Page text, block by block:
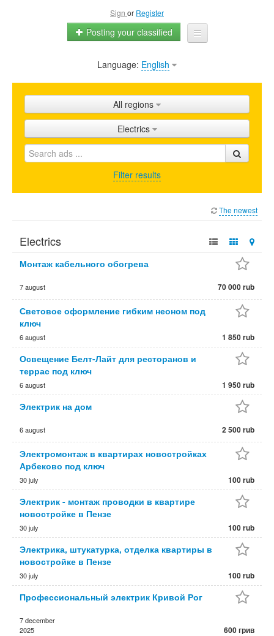
Sign or Register
Posting your classified
Home
Shops
Promotion
FAQ
Language: English
All regions
Electrics
Filter results
The newest
Electrics
Монтаж кабельного обогрева
7 august 70 000 rub
Световое оформление гибким неоном под
ключ
6 august 1 850 rub
Освещение Белт-Лайт для ресторанов и
террас под ключ
6 august 1 950 rub
Электрик на дом
6 august 2 500 rub
Электромонтаж в квартирах новостройках
Арбеково под ключ
30 july 100 rub
Электрик - монтаж проводки в квартире
новостройке в Пензе
30 july 100 rub
Электрика, штукатурка, отделка квартиры в
новостройке в Пензе
30 july 100 rub
Профессиональный электрик Кривой Рог
7 december
2025
600 грив